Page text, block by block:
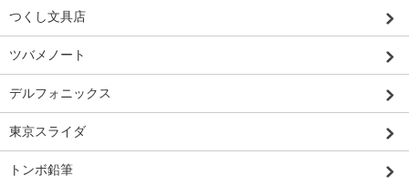
つくし文具店
ツバメノート
デルフォニックス
東京スライダ
トンボ鉛筆